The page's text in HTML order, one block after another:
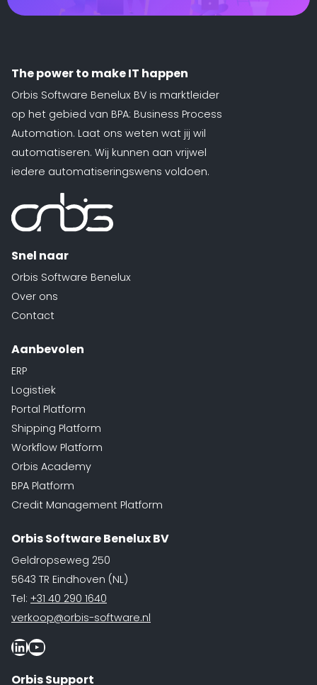
The power to make IT happen
Orbis Software Benelux BV is marktleider
op het gebied van BPA: Business Process
Automation. Laat ons weten wat jij wil
automatiseren. Wij kunnen aan vrijwel
iedere automatiseringswens voldoen.
Snel naar
Orbis Software Benelux
Over ons
Contact
Aanbevolen
ERP
Logistiek
Portal Platform
Shipping Platform
Workflow Platform
Orbis Academy
BPA Platform
Credit Management Platform
Orbis Software Benelux BV
Geldropseweg 250
5643 TR Eindhoven (NL)
Tel: +31 40 290 1640
verkoop@orbis-software.nl
LinkedIn
Youtube
Orbis Support